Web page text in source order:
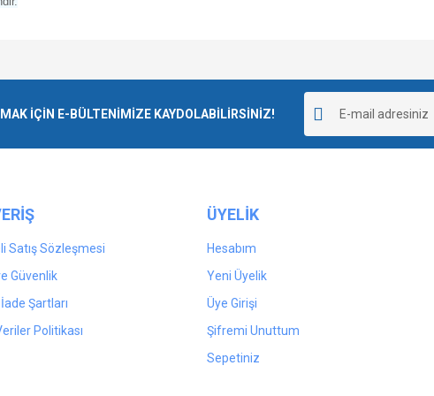
Gönder
İÇİN E-BÜLTENİMİZE KAYDOLABİLİRSİNİZ!
Satış Sözleşmesi
Güvenlik
Şartları
Politikası
ÜYELİK
Hesabım
Yeni Üyelik
Üye Girişi
Şifremi Unuttum
Sepetiniz